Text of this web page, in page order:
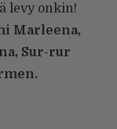
levy onkin!
Marleena,
Sur-rur